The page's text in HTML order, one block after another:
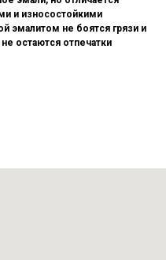
и износостойкими
эмалитом не боятся грязи и
остаются отпечатки